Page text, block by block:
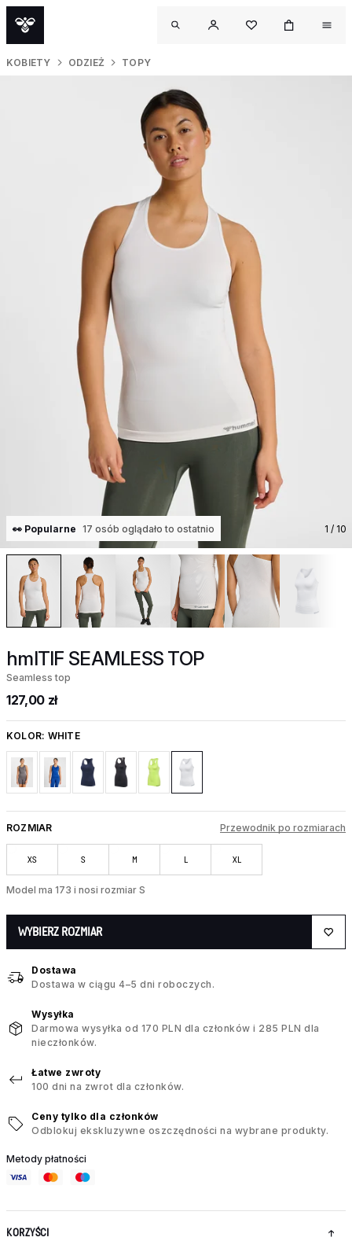
KOBIETY ODZIEŻ TOPY
👀 Popularne 17 osób oglądało to ostatnio 1 / 10
hmlTIF SEAMLESS TOP
Seamless top
127,00 zł
KOLOR: WHITE
ROZMIAR Przewodnik po rozmiarach
XS S M L XL
Model ma 173 i nosi rozmiar S
WYBIERZ ROZMIAR
Dostawa
Dostawa w ciągu 4–5 dni roboczych.
Wysyłka
Darmowa wysyłka od 170 PLN dla członków i 285 PLN dla
nieczłonków.
Łatwe zwroty
100 dni na zwrot dla członków.
Ceny tylko dla członków
Odblokuj ekskluzywne oszczędności na wybrane produkty.
Metody płatności
KORZYŚCI